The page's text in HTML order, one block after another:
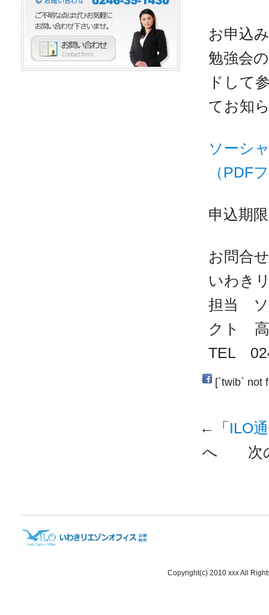
お申込
勉強会
ドして
てお知
ソーシ
（PDF
申込期
お問合
いわき
担当 ソ
クト 高
TEL
[`twib` not
←「 ILO
へ 次の
Copyright(c) 2010 xxx All